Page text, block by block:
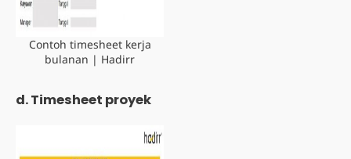
Contoh timesheet kerja
bulanan | Hadirr
d. Timesheet proyek